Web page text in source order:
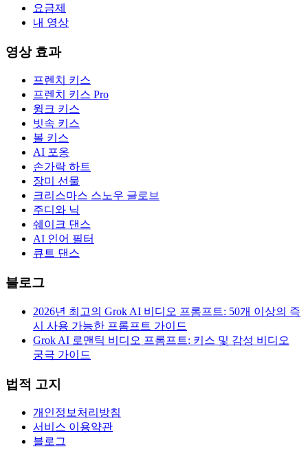
요금제
내 영상
영상 효과
프렌치 키스
프렌치 키스 Pro
윙크 키스
빗속 키스
볼 키스
AI 포옹
손가락 하트
장미 선물
크리스마스 스노우 글로브
주디와 닉
쉐이크 댄스
AI 인어 필터
큐트 댄스
블로그
2026년 최고의 Grok AI 비디오 프롬프트: 50개 이상의 즉
시 사용 가능한 프롬프트 가이드
Grok AI 로맨틱 비디오 프롬프트: 키스 및 감성 비디오
궁극 가이드
법적 고지
개인정보처리방침
서비스 이용약관
블로그